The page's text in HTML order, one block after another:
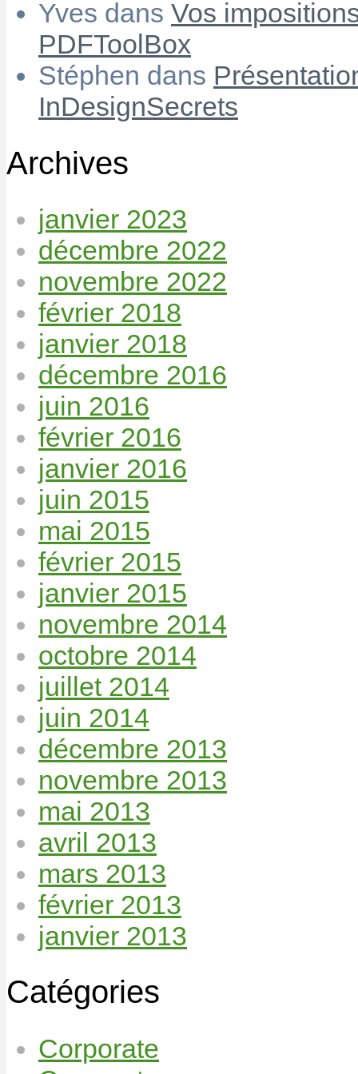
Yves dans Vos
PDFToolBox
Stéphen dans
InDesignSecrets
Archives
janvier 2023
décembre 2022
novembre 2022
février 2018
janvier 2018
décembre 2016
juin 2016
février 2016
janvier 2016
juin 2015
mai 2015
février 2015
janvier 2015
novembre 2014
octobre 2014
juillet 2014
juin 2014
décembre 2013
novembre 2013
mai 2013
avril 2013
mars 2013
février 2013
janvier 2013
Catégories
Corporate